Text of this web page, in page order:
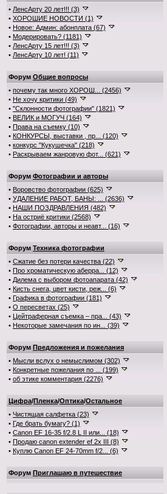
• ЛенсАрту 20 лет!!! (3)
• ХОРОШИЕ НОВОСТИ (1)
• Новое: Админ: абонплата (67)
• Модерировать? (1181)
• ЛенсАрту 15 лет!!! (3)
• ЛенсАрту 10 лет! (11)
Форум Общие вопросы
• почему так много ХОРОШ... (2456)
• Не хочу критики (49)
• "Склонности фотографии" (1821)
• ВЕЛИК и МОГУЧ (164)
• Права на съемку (10)
• КОНКУРСЫ, выставки , пр... (120)
• конкурс "Кукушечка" (218)
• Раскрываем жанровую фот... (621)
Форум Фотографии и авторы
• Воровство фотографии (625)
• УДАЛЕНИЕ РАБОТ, БАНЫ: ... (2636)
• НАШИ ПОЗДРАВЛЕНИЯ (482)
• На остриё критики (2568)
• Фотографии, авторы и неавт... (16)
Форум Техника фотографии
• Сжатие без потери качества (22)
• Про хроматическую аберра... (12)
• Дилема с выбором фотоапарата (42)
• Кисть снега, цвет кисти, реж... (6)
• Графика в фотографии (181)
• О пересветах (25)
• Цейтраферная съемка – пра... (43)
• Некоторые замечания по ин... (39)
Форум Предложения и пожелания
• Мысли вслух о немыслимом (302)
• Конкретные пожелания по ... (199)
• об этике комментария (2276)
Цифра/Пленка/Оптика/Остальное
• Чистящая салфетка (23)
• Где брать бумагу? (1)
• Canon EF 16-35 f/2.8 L II или... (18)
• Продаю canon extender ef 2x III (8)
• Куплю Canon EF 24-70mm f/2... (6)
Форум Приглашаю в путешествие